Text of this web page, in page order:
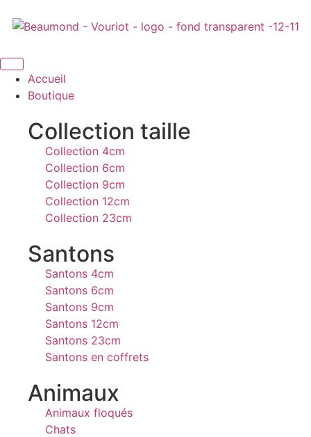
Accueil
Boutique
Collection taille
Collection 4cm
Collection 6cm
Collection 9cm
Collection 12cm
Collection 23cm
Santons
Santons 4cm
Santons 6cm
Santons 9cm
Santons 12cm
Santons 23cm
Santons en coffrets
Animaux
Animaux floqués
Chats